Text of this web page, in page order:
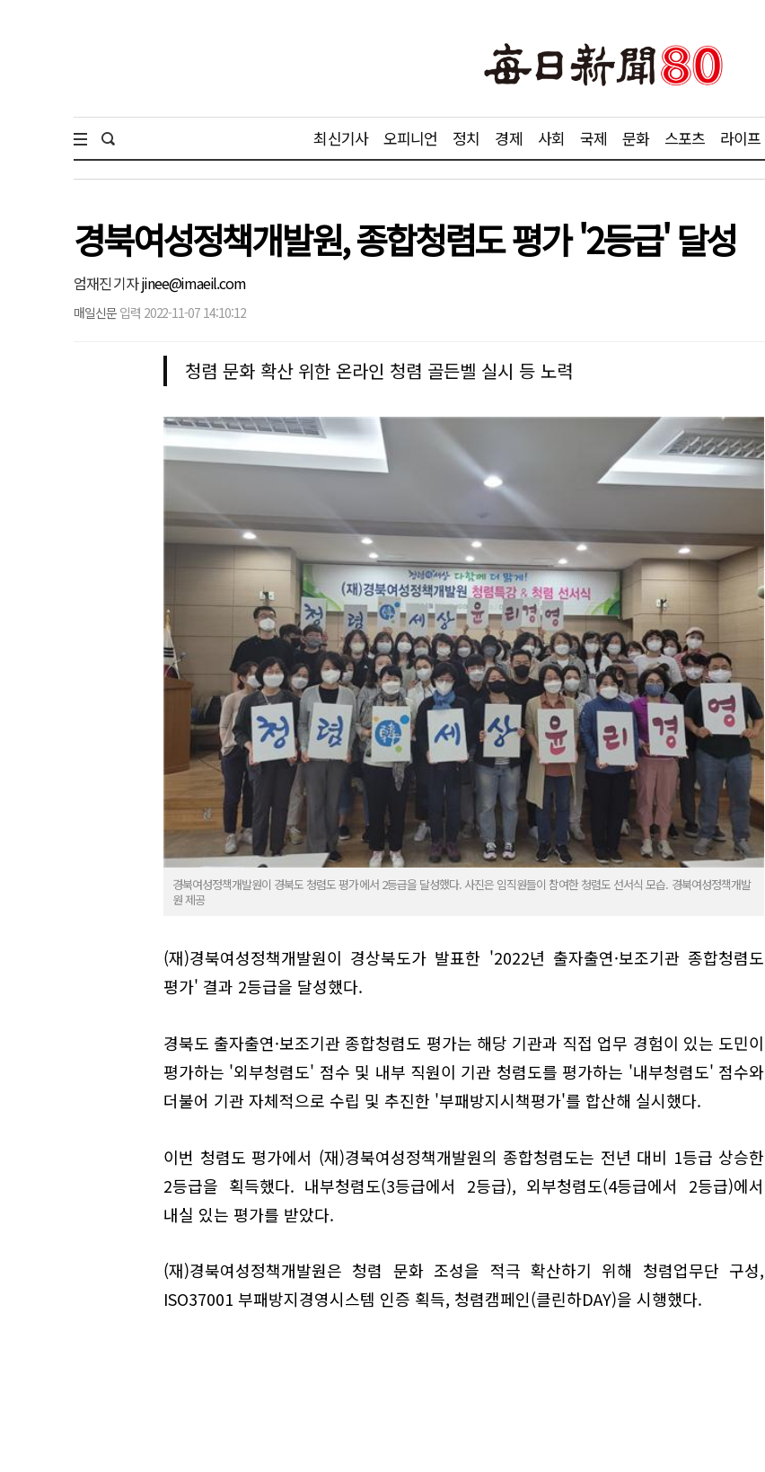
최신기사 오피니언 정치 경제 사회 국제 문화 스포츠 라이프
경북여성정책개발원, 종합청렴도 평가 '2등급' 달성
엄재진 기자jinee@imaeil.com
매일신문 입력 2022-11-07 14:10:12
청렴 문화 확산 위한 온라인 청렴 골든벨 실시 등 노력
경북여성정책개발원이 경북도 청렴도 평가에서 2등급을 달성했다. 사진은 임직원들이 참여한 청렴도 선서식 모습. 경북여성정책개발
원 제공
(재)경북여성정책개발원이 경상북도가 발표한 '2022년 출자출연·보조기관 종합청렴도
평가' 결과 2등급을 달성했다.
경북도 출자출연·보조기관 종합청렴도 평가는 해당 기관과 직접 업무 경험이 있는 도민이
평가하는 '외부청렴도' 점수 및 내부 직원이 기관 청렴도를 평가하는 '내부청렴도' 점수와
더불어 기관 자체적으로 수립 및 추진한 '부패방지시책평가'를 합산해 실시했다.
이번 청렴도 평가에서 (재)경북여성정책개발원의 종합청렴도는 전년 대비 1등급 상승한
2등급을 획득했다. 내부청렴도(3등급에서 2등급), 외부청렴도(4등급에서 2등급)에서
내실 있는 평가를 받았다.
(재)경북여성정책개발원은 청렴 문화 조성을 적극 확산하기 위해 청렴업무단 구성,
ISO37001 부패방지경영시스템 인증 획득, 청렴캠페인(클린하DAY)을 시행했다.